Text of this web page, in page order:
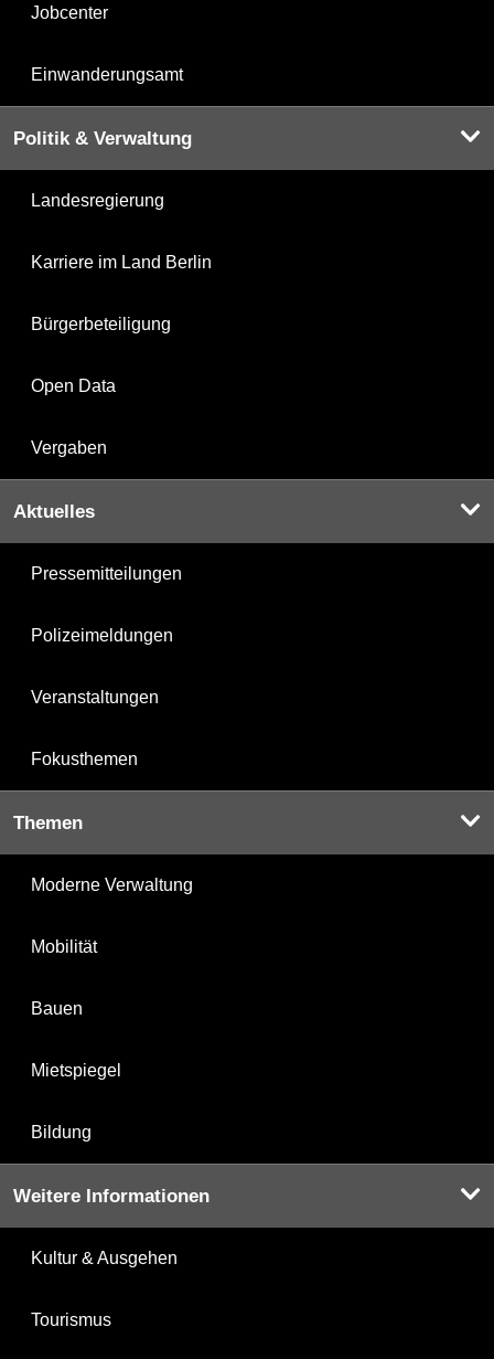
Jobcenter
Einwanderungsamt
Politik & Verwaltung
Landesregierung
Karriere im Land Berlin
Bürgerbeteiligung
Open Data
Vergaben
Aktuelles
Pressemitteilungen
Polizeimeldungen
Veranstaltungen
Fokusthemen
Themen
Moderne Verwaltung
Mobilität
Bauen
Mietspiegel
Bildung
Weitere Informationen
Kultur & Ausgehen
Tourismus